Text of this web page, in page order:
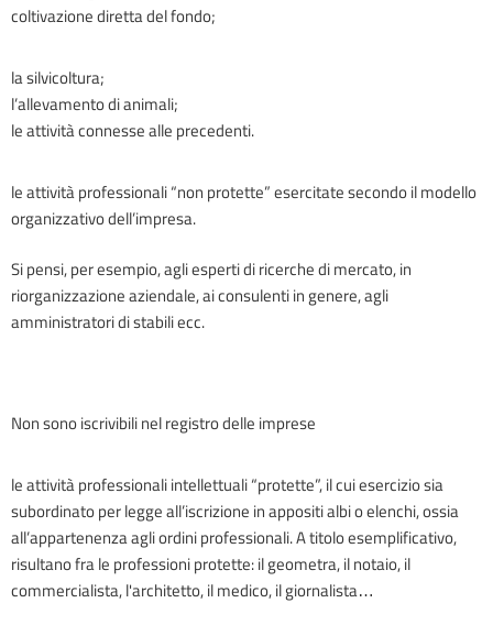
coltivazione diretta del fondo;
la silvicoltura;
l’allevamento di animali;
le attività connesse alle precedenti.
le attività professionali “non protette” esercitate secondo il modello
organizzativo dell’impresa.
Si pensi, per esempio, agli esperti di ricerche di mercato, in
riorganizzazione aziendale, ai consulenti in genere, agli
amministratori di stabili ecc.
Non sono iscrivibili nel registro delle imprese
le attività professionali intellettuali “protette”, il cui esercizio sia
subordinato per legge all’iscrizione in appositi albi o elenchi, ossia
all’appartenenza agli ordini professionali. A titolo esemplificativo,
risultano fra le professioni protette: il geometra, il notaio, il
commercialista, l'architetto, il medico, il giornalista…